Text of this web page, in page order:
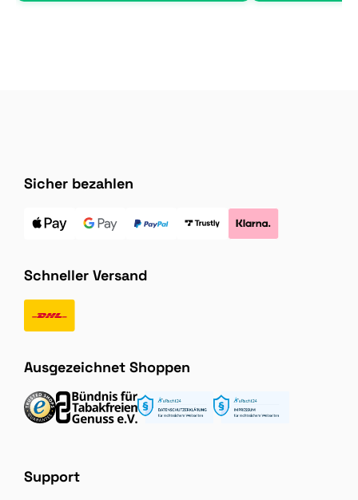
Sicher bezahlen
Schneller Versand
Ausgezeichnet Shoppen
Support